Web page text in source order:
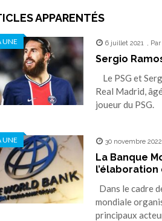
APPARENTÉS
UNE 6 juillet 2021 , Par
Sergio
Le PSG et
Real Madrid,
joueur du PSG.
UNE 30 novembre 2022
La Banque
l’élaboration
Dans le cadre
mondiale
principaux